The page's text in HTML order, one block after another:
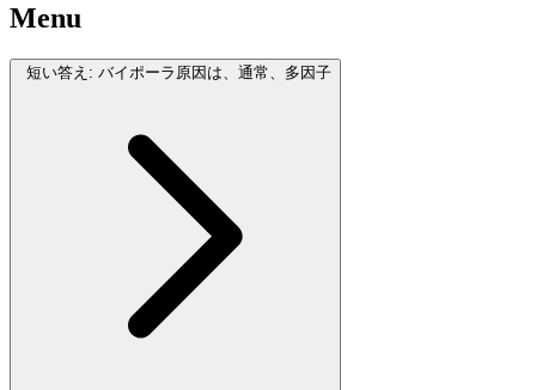
Menu
短い答え: バイポーラ原因は、通常、多因子